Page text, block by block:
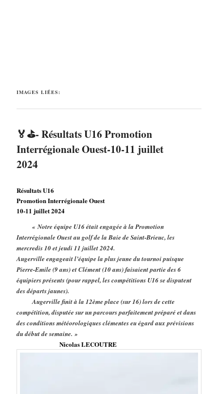
IMAGES LIÉES:
🏅⛳- Résultats U16 Promotion
Interrégionale Ouest-10-11 juillet
2024
Résultats U16
Promotion Interrégionale Ouest
10-11 juillet 2024
« Notre équipe U16 était engagée à la Promotion
Interrégionale Ouest au golf de la Baie de Saint-Brieuc, les
mercredis 10 et jeudi 11 juillet 2024.
Augerville engageait l’équipe la plus jeune du tournoi puisque
Pierre-Emile (9 ans) et Clément (10 ans) faisaient partie des 6
équipiers présents (pour rappel, les compétitions U16 se disputent
des départs jaunes).
Augerville finit à la 12ème place (sur 16) lors de cette
compétition, disputée sur un parcours parfaitement préparé et dans
des conditions météorologiques clémentes eu égard aux prévisions
du début de semaine. »
Nicolas LECOUTRE